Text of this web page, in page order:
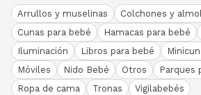
Arrullos y muselinas
Colchones y
Cunas para bebé
Hamacas para bebé
Iluminación
Libros para bebé
Móviles
Nido Bebé Otros
Parques
Ropa de cama
Tronas Vigilabebés